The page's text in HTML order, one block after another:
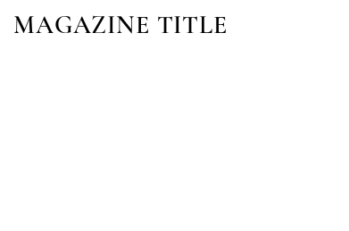
MAGAZINE TITLE